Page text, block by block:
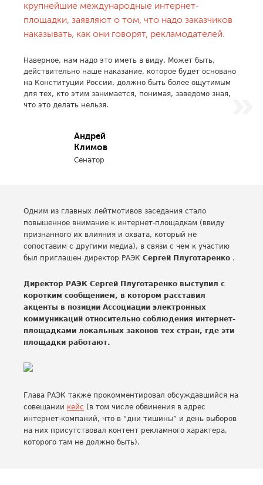
крупнейшие международные интернет-
площадки, заявляют о том, что надо заказчиков
наказывать, как они говорят, рекламодателей.
Наверное, нам надо это иметь в виду. Может быть,
действительно наше наказание, которое будет основано
на Конституции России, должно быть более ощутимым
для тех, кто этим занимается, понимая, заведомо зная,
что это делать нельзя.
Андрей
Климов
Сенатор
Одним из главных лейтмотивов заседания стало
повышенное внимание к интернет-площадкам (ввиду
признанного их влияния и охвата, который не
сопоставим с другими медиа), в связи с чем к участию
был приглашен директор РАЭК Сергей Плуготаренко .
Директор РАЭК Сергей Плуготаренко выступил с
коротким сообщением, в котором расставил
акценты в позиции Ассоциации электронных
коммуникаций относительно соблюдения интернет-
площадками локальных законов тех стран, где эти
площадки работают.
Глава РАЭК также прокомментировал обсуждавшийся на
совещании кейс (в том числе обвинения в адрес
интернет-компаний, что в “дни тишины” и день выборов
на них присутствовал контент рекламного характера,
которого там не должно быть).